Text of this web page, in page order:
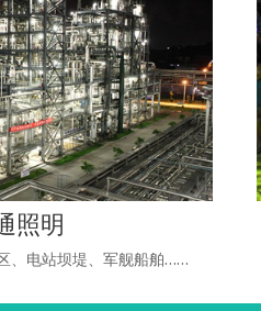
照明
、电站坝堤、军舰船舶……